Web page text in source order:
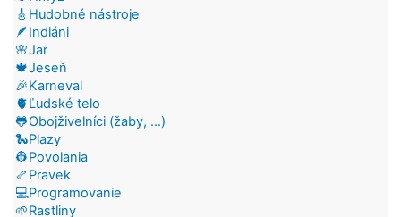
🎸Hudobné nástroje
🪶Indiáni
🌸Jar
🍁Jeseň
🎉Karneval
🫀Ľudské telo
🐸Obojživelníci (žaby, ...)
🐍Plazy
👷Povolania
🦴Pravek
💻Programovanie
🌱Rastliny